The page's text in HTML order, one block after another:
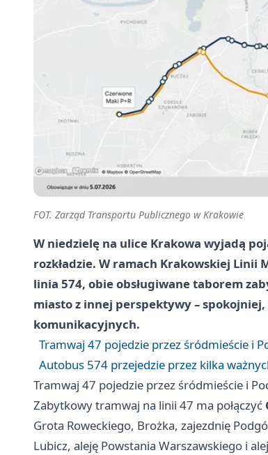
FOT. Zarząd Transportu Publicznego w Krakowie
W niedzielę na ulice Krakowa wyjadą
rozkładzie. W ramach Krakowskiej
linia 574, obie obsługiwane taborem
miasto z innej perspektywy –
komunikacyjnych.
Tramwaj 47 pojedzie przez śródmieście i
Autobus 574 przejedzie przez kilka
Tramwaj 47 pojedzie przez śródmieście i
Zabytkowy tramwaj na linii 47 ma połączyć
Grota Roweckiego, Brożka, zajezdnię
Lubicz, aleję Powstania Warszawskiego i